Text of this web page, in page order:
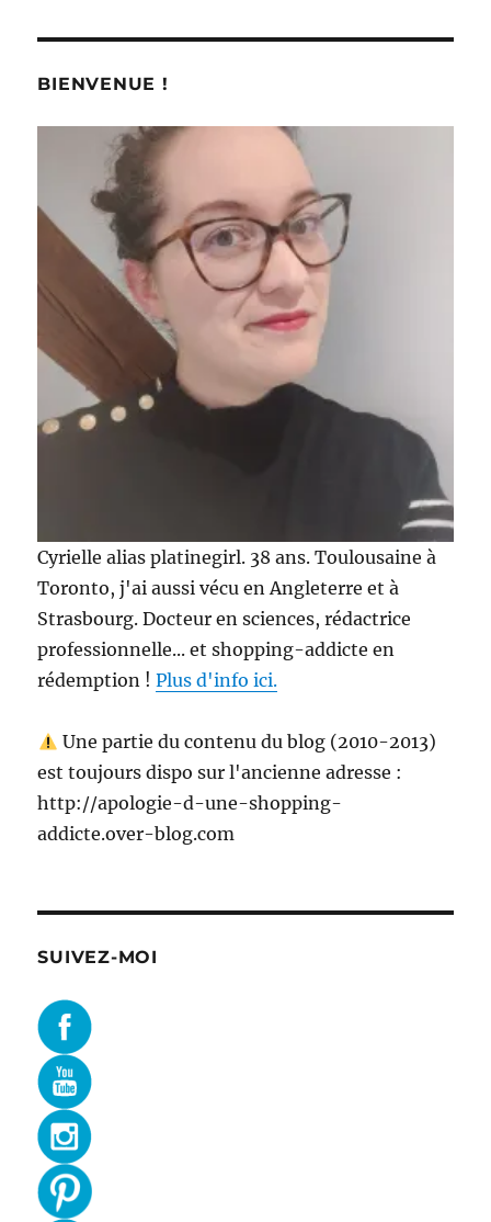
BIENVENUE !
Cyrielle alias platinegirl. 38 ans. Toulousaine à
Toronto, j'ai aussi vécu en Angleterre et à
Strasbourg. Docteur en sciences, rédactrice
professionnelle... et shopping-addicte en
rédemption !Plus d'info ici.
Une partie du contenu du blog (2010-2013)
est toujours dispo sur l'ancienne adresse :
http://apologie-d-une-shopping-
addicte.over-blog.com
SUIVEZ-MOI